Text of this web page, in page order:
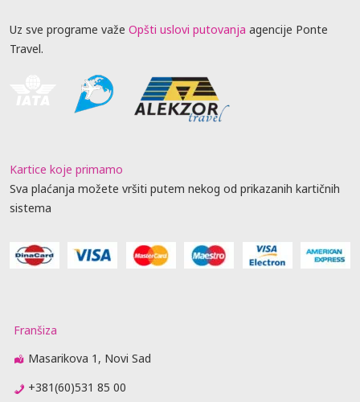
Uz sve programe važe Opšti uslovi putovanja agencije Ponte
Travel.
Kartice koje primamo
Sva plaćanja možete vršiti putem nekog od prikazanih kartičnih
sistema
Franšiza
Masarikova 1, Novi Sad
+381(60)531 85 00